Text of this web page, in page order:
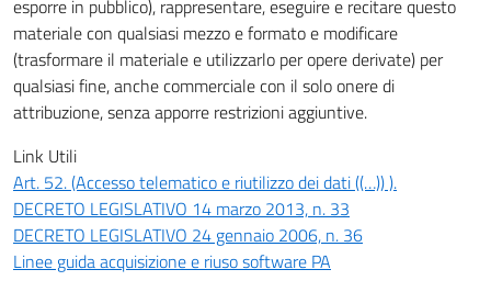
esporre in pubblico), rappresentare, eseguire e recitare questo
materiale con qualsiasi mezzo e formato e modificare
(trasformare il materiale e utilizzarlo per opere derivate) per
qualsiasi fine, anche commerciale con il solo onere di
attribuzione, senza apporre restrizioni aggiuntive.
Link Utili
Art. 52. (Accesso telematico e riutilizzo dei dati ((…)) ).
DECRETO LEGISLATIVO 14 marzo 2013, n. 33
DECRETO LEGISLATIVO 24 gennaio 2006, n. 36
Linee guida acquisizione e riuso software PA